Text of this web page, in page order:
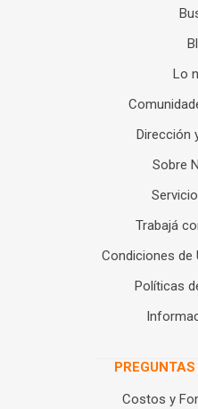
Lo
Dirección
Sobre
Trabajá
Condiciones de
Políticas
Costos y